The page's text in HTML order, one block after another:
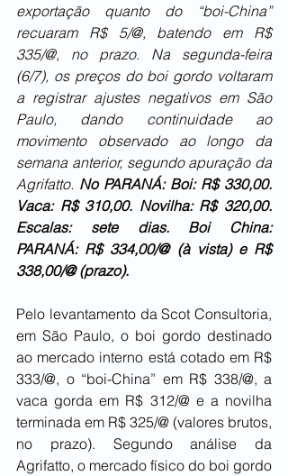
exportação quanto do “boi-China”
recuaram R$ 5/@, batendo em R$
335/@, no prazo. Na segunda-feira
(6/7), os preços do boi gordo voltaram
a registrar ajustes negativos em São
Paulo, dando continuidade ao
movimento observado ao longo da
semana anterior, segundo apuração da
Agrifatto. No PARANÁ: Boi: R$ 330,00.
Vaca: R$ 310,00. Novilha: R$ 320,00.
Escalas: sete dias. Boi China:
PARANÁ: R$ 334,00/@ (à vista) e R$
338,00/@ (prazo).
Pelo levantamento da Scot Consultoria,
em São Paulo, o boi gordo destinado
ao mercado interno está cotado em R$
333/@, o “boi-China” em R$ 338/@, a
vaca gorda em R$ 312/@ e a novilha
terminada em R$ 325/@ (valores brutos,
no prazo). Segundo análise da
Agrifatto, o mercado físico do boi gordo